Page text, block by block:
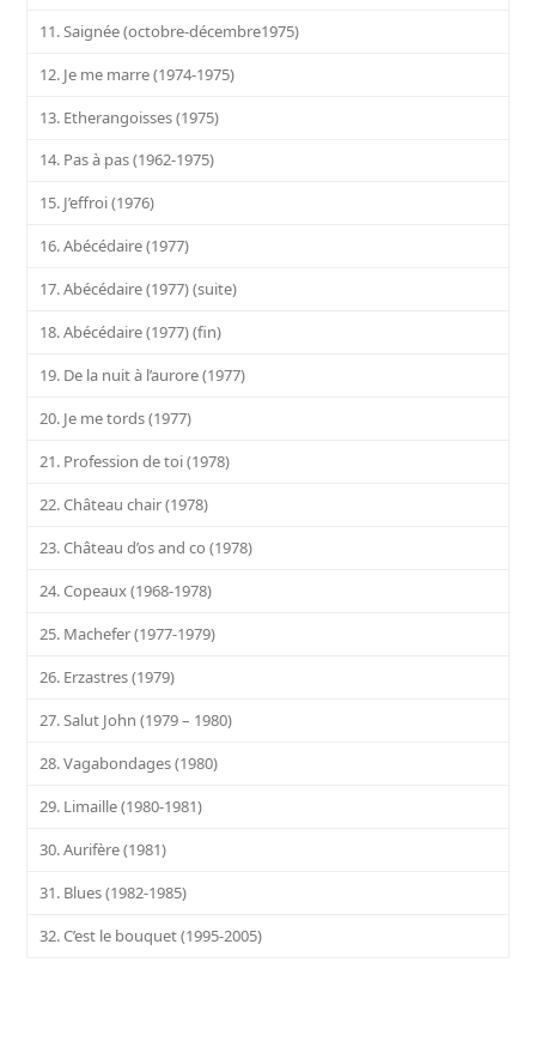
11. Saignée (octobre-décembre1975)
12. Je me marre (1974-1975)
13. Etherangoisses (1975)
14. Pas à pas (1962-1975)
15. J’effroi (1976)
16. Abécédaire (1977)
17. Abécédaire (1977) (suite)
18. Abécédaire (1977) (fin)
19. De la nuit à l’aurore (1977)
20. Je me tords (1977)
21. Profession de toi (1978)
22. Château chair (1978)
23. Château d’os and co (1978)
24. Copeaux (1968-1978)
25. Machefer (1977-1979)
26. Erzastres (1979)
27. Salut John (1979 – 1980)
28. Vagabondages (1980)
29. Limaille (1980-1981)
30. Aurifère (1981)
31. Blues (1982-1985)
32. C’est le bouquet (1995-2005)